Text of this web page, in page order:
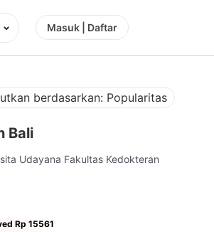
⌄ Masuk | Daftar
berdasarkan: Popularitas
Bali
Udayana Fakultas Kedokteran
Rp 15561